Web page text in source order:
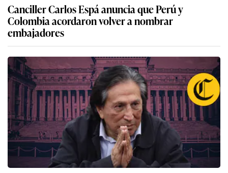
Canciller Carlos Espá anuncia que Perú y
Colombia acordaron volver a nombrar
embajadores